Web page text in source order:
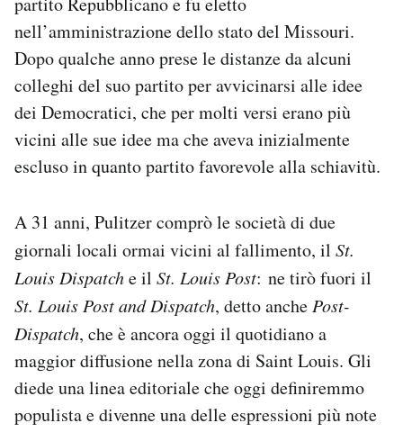
nell’amministrazione dello stato del Missouri.
Dopo qualche anno prese le distanze da alcuni
colleghi del suo partito per avvicinarsi alle idee
dei Democratici, che per molti versi erano più
vicini alle sue idee ma che aveva inizialmente
escluso in quanto partito favorevole alla schiavitù.
A 31 anni, Pulitzer comprò le società di due
giornali locali ormai vicini al fallimento, il St.
Louis Dispatche il St. Louis Post: ne tirò fuori il
St. Louis Post and Dispatch, detto anchePost-
Dispatch, che è ancora oggi il quotidiano a
maggior diffusione nella zona di Saint Louis. Gli
diede una linea editoriale che oggi definiremmo
populista e divenne una delle espressioni più note